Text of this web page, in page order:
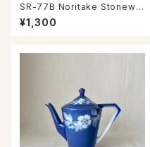
SR-77B Noritake Stonewar
e カップ＆ソーサー
¥1,300